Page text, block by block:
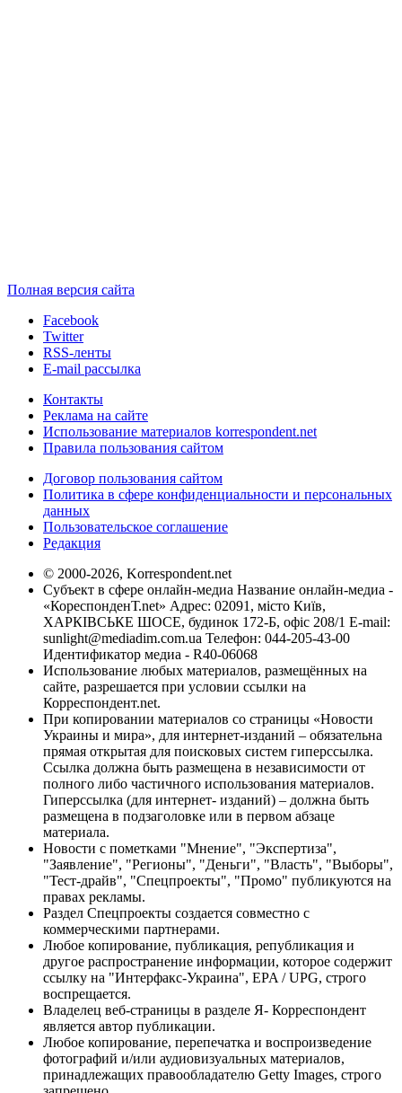
Полная версия сайта
Facebook
Twitter
RSS-ленты
E-mail рассылка
Контакты
Реклама на сайте
Использование материалов korrespondent.net
Правила пользования сайтом
Договор пользования сайтом
Политика в сфере конфиденциальности и персональных
данных
Пользовательское соглашение
Редакция
© 2000-2026, Korrespondent.net
Субъект в сфере онлайн-медиа Название онлайн-медиа -
«КореспонденТ.net» Адрес: 02091, місто Київ,
ХАРКІВСЬКЕ ШОСЕ, будинок 172-Б, офіс 208/1 E-mail:
sunlight@mediadim.com.ua Телефон: 044-205-43-00
Идентификатор медиа - R40-06068
Использование любых материалов, размещённых на
сайте, разрешается при условии ссылки на
Корреспондент.net.
При копировании материалов со страницы «Новости
Украины и мира», для интернет-изданий – обязательна
прямая открытая для поисковых систем гиперссылка.
Ссылка должна быть размещена в независимости от
полного либо частичного использования материалов.
Гиперссылка (для интернет- изданий) – должна быть
размещена в подзаголовке или в первом абзаце
материала.
Новости с пометками "Мнение", "Экспертиза",
"Заявление", "Регионы", "Деньги", "Власть", "Выборы",
"Тест-драйв", "Спецпроекты", "Промо" публикуются на
правах рекламы.
Раздел Спецпроекты создается совместно с
коммерческими партнерами.
Любое копирование, публикация, републикация и
другое распространение информации, которое содержит
ссылку на "Интерфакс-Украина", EPA / UPG, строго
воспрещается.
Владелец веб-страницы в разделе Я- Корреспондент
является автор публикации.
Любое копирование, перепечатка и воспроизведение
фотографий и/или аудиовизуальных материалов,
принадлежащих правообладателю Getty Images, строго